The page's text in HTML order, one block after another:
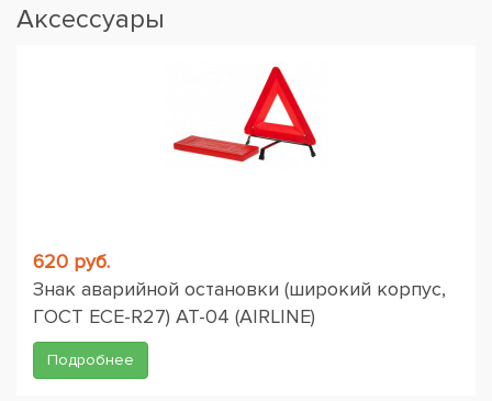
Аксессуары
620 руб.
Знак аварийной остановки (широкий корпус,
ГОСТ ЕСЕ-R27) AT-04 (AIRLINE)
Подробнее